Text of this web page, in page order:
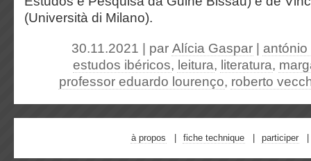
(Università di Milano).
30.11.2021 | par Alícia Gaspar
antónio
estudos ibéricos, leitura, literatura,
professor eduardo lourenço, roberto
à propos fiche technique participer